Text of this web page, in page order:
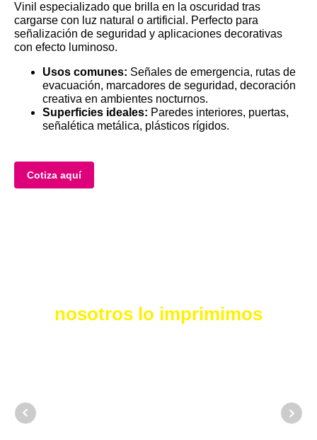
Vinil especializado que brilla en la oscuridad tras
cargarse con luz natural o artificial. Perfecto para
señalización de seguridad y aplicaciones decorativas
con efecto luminoso.
Usos comunes: Señales de emergencia, rutas de
evacuación, marcadores de seguridad, decoración
creativa en ambientes nocturnos.
Superficies ideales: Paredes interiores, puertas,
señalética metálica, plásticos rígidos.
Cotiza aquí
nosotros lo imprimimos